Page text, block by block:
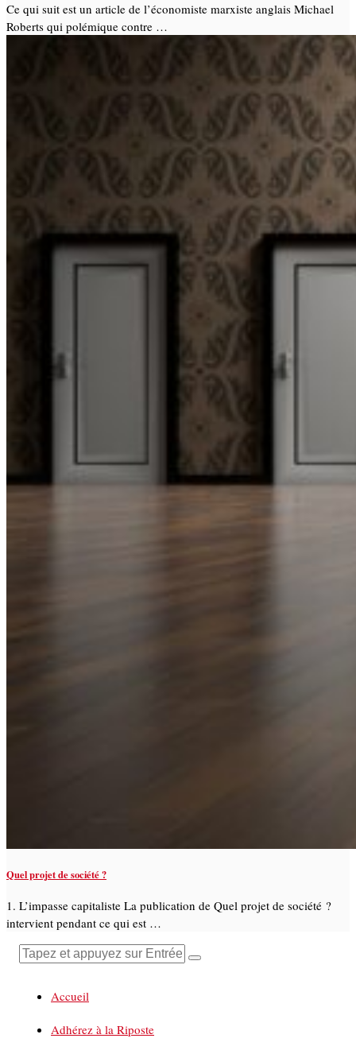
Ce qui suit est un article de l’économiste marxiste anglais Michael
Roberts qui polémique contre …
Quel projet de société ?
1. L’impasse capitaliste La publication de Quel projet de société ?
intervient pendant ce qui est …
Accueil
Adhérez à la Riposte